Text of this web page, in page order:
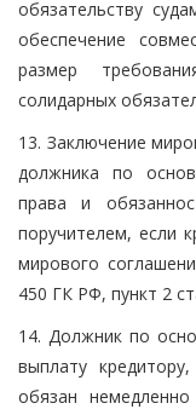
обязательству
обеспечение
размер
солидарных
13. Заключение
должника по
права и
поручителем, если
мирового
450 ГК РФ, пункт 2
14. Должник по
выплату
обязан